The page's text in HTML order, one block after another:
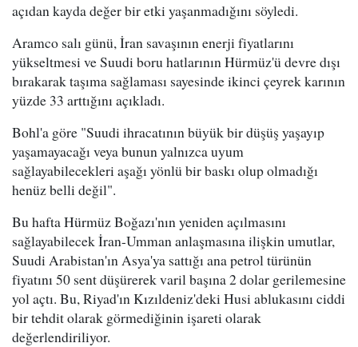
açıdan kayda değer bir etki yaşanmadığını söyledi.
Aramco salı günü, İran savaşının enerji fiyatlarını
yükseltmesi ve Suudi boru hatlarının Hürmüz'ü devre dışı
bırakarak taşıma sağlaması sayesinde ikinci çeyrek karının
yüzde 33 arttığını açıkladı.
Bohl'a göre "Suudi ihracatının büyük bir düşüş yaşayıp
yaşamayacağı veya bunun yalnızca uyum
sağlayabilecekleri aşağı yönlü bir baskı olup olmadığı
henüz belli değil".
Bu hafta Hürmüz Boğazı'nın yeniden açılmasını
sağlayabilecek İran-Umman anlaşmasına ilişkin umutlar,
Suudi Arabistan'ın Asya'ya sattığı ana petrol türünün
fiyatını 50 sent düşürerek varil başına 2 dolar gerilemesine
yol açtı. Bu, Riyad'ın Kızıldeniz'deki Husi ablukasını ciddi
bir tehdit olarak görmediğinin işareti olarak
değerlendiriliyor.